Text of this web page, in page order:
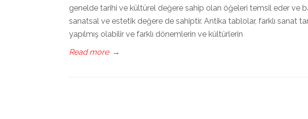
genelde tarihi ve kültürel değere sahip olan öğeleri temsil eder ve
sanatsal ve estetik değere de sahiptir. Antika tablolar, farklı sanat
yapılmış olabilir ve farklı dönemlerin ve kültürlerin
Read more →